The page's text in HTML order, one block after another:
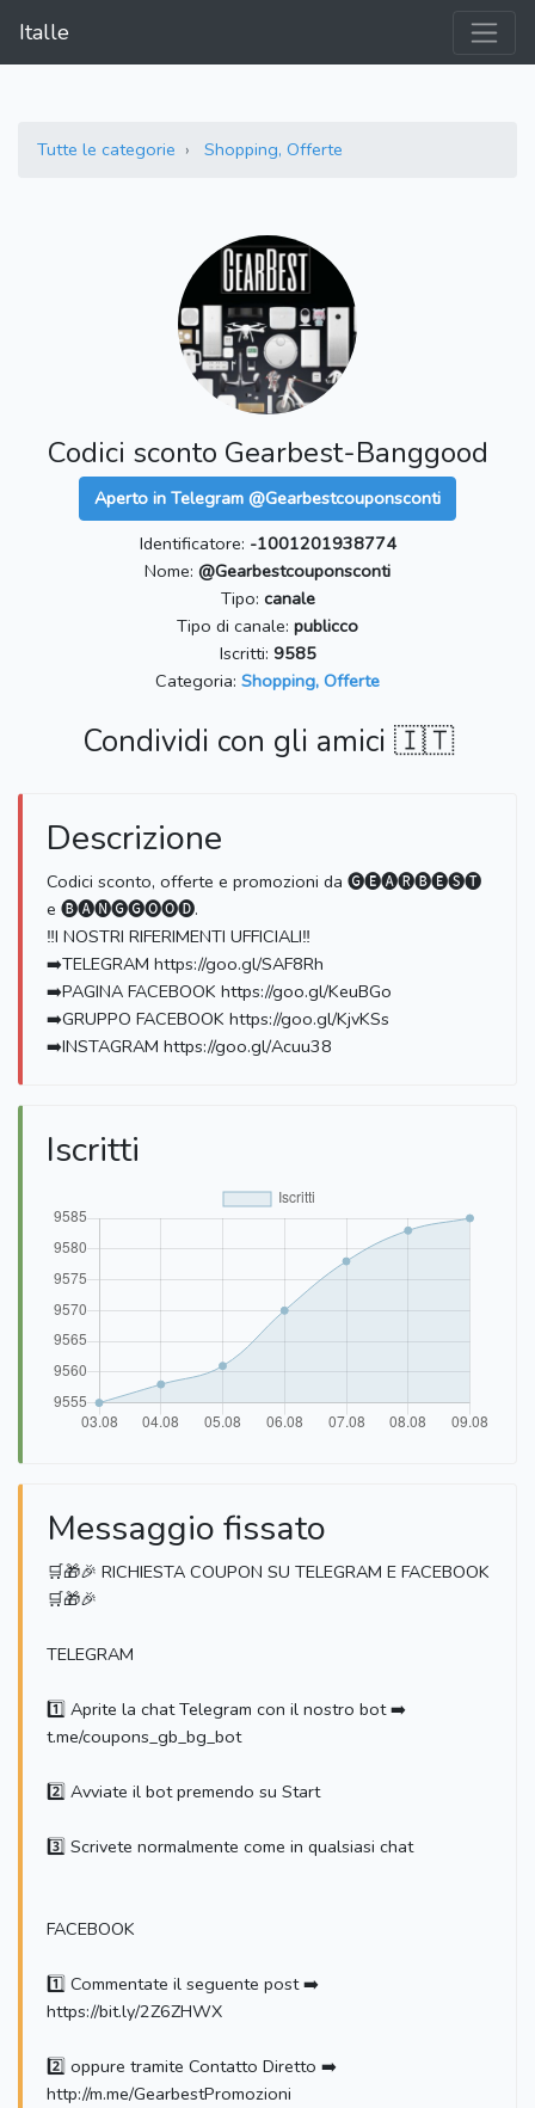
Italle
Tutte le categorie Shopping, Offerte
Codici sconto Gearbest-Banggood
Aperto in Telegram @Gearbestcouponsconti
Identificatore: -1001201938774
Nome: @Gearbestcouponsconti
Tipo: canale
Tipo di canale: publicco
Iscritti: 9585
Categoria: Shopping, Offerte
Condividi con gli amici 🇮🇹
Descrizione
Codici sconto, offerte e promozioni da 🅖🅔🅐🅡🅑🅔🅢🅣
e 🅑🅐🅝🅖🅖🅞🅞🅓.
‼️I NOSTRI RIFERIMENTI UFFICIALI‼️
➡️TELEGRAM https://goo.gl/SAF8Rh
➡️PAGINA FACEBOOK https://goo.gl/KeuBGo
➡️GRUPPO FACEBOOK https://goo.gl/KjvKSs
➡️INSTAGRAM https://goo.gl/Acuu38
Iscritti
Messaggio fissato
🛒🎁🎉 RICHIESTA COUPON SU TELEGRAM E FACEBOOK
🛒🎁🎉
TELEGRAM
1️⃣ Aprite la chat Telegram con il nostro bot ➡️
t.me/coupons_gb_bg_bot
2️⃣ Avviate il bot premendo su Start
3️⃣ Scrivete normalmente come in qualsiasi chat
FACEBOOK
1️⃣ Commentate il seguente post ➡️
https://bit.ly/2Z6ZHWX
2️⃣ oppure tramite Contatto Diretto ➡️
http://m.me/GearbestPromozioni